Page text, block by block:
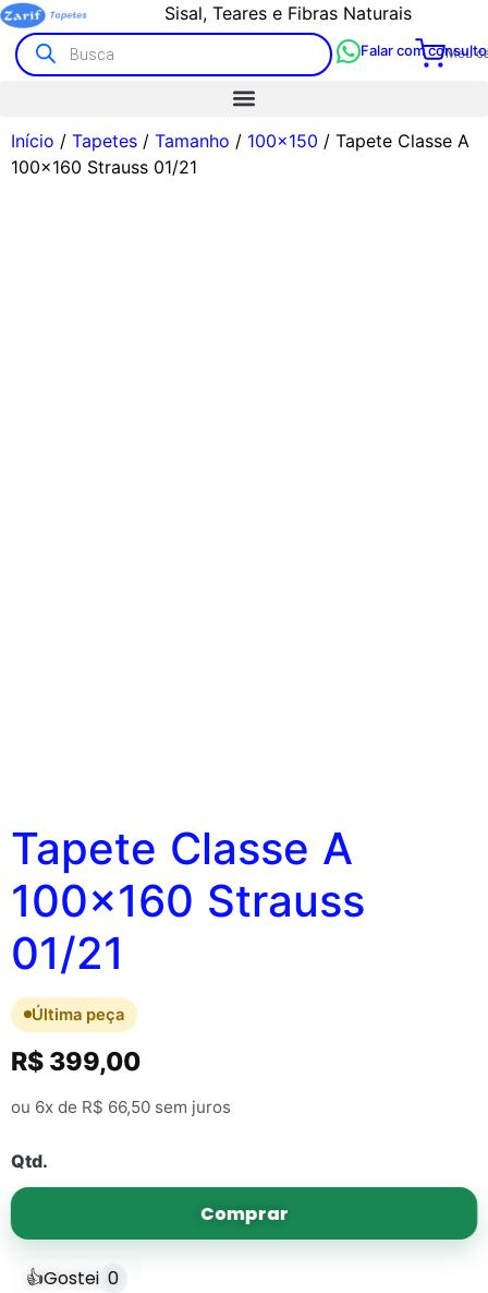
Sisal, Teares e Fibras Naturais
Meu
Falar com
Início / Tapetes / Tamanho / 100x150 / Tapete Classe A
100×160 Strauss 01/21
Tapete Classe A
100×160 Strauss
01/21
Última peça
R$ 399,00
ou 6x de R$ 66,50 sem juros
Qtd.
Comprar
👍Gostei 0